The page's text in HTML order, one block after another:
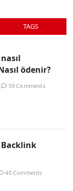
TAGS
ödenir?
59 Comments
40 Comments